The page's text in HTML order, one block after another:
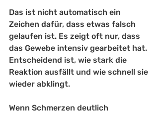
Das ist nicht automatisch ein
Zeichen dafür, dass etwas falsch
gelaufen ist. Es zeigt oft nur, dass
das Gewebe intensiv gearbeitet hat.
Entscheidend ist, wie stark die
Reaktion ausfällt und wie schnell sie
wieder abklingt.
Wenn Schmerzen deutlich